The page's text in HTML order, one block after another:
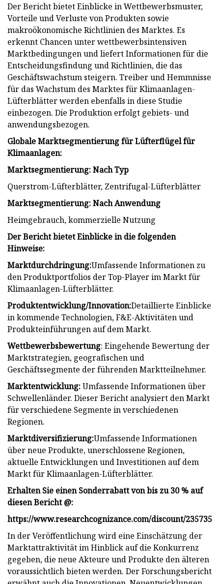
Der Bericht bietet Einblicke in Wettbewerbsmuster,
Vorteile und Verluste von Produkten sowie
makroökonomische Richtlinien des Marktes. Es
erkennt Chancen unter wettbewerbsintensiven
Marktbedingungen und liefert Informationen für die
Entscheidungsfindung und Richtlinien, die das
Geschäftswachstum steigern. Treiber und Hemmnisse
für das Wachstum des Marktes für Klimaanlagen-
Lüfterblätter werden ebenfalls in diese Studie
einbezogen. Die Produktion erfolgt gebiets- und
anwendungsbezogen.
Globale Marktsegmentierung für Lüfterflügel für
Klimaanlagen:
Marktsegmentierung: Nach Typ
Querstrom-Lüfterblätter, Zentrifugal-Lüfterblätter
Marktsegmentierung: Nach Anwendung
Heimgebrauch, kommerzielle Nutzung
Der Bericht bietet Einblicke in die folgenden
Hinweise:
Marktdurchdringung:Umfassende Informationen zu
den Produktportfolios der Top-Player im Markt für
Klimaanlagen-Lüfterblätter.
Produktentwicklung/Innovation:Detaillierte Einblicke
in kommende Technologien, F&E-Aktivitäten und
Produkteinführungen auf dem Markt.
Wettbewerbsbewertung: Eingehende Bewertung der
Marktstrategien, geografischen und
Geschäftssegmente der führenden Marktteilnehmer.
Marktentwicklung:Umfassende Informationen über
Schwellenländer. Dieser Bericht analysiert den Markt
für verschiedene Segmente in verschiedenen
Regionen.
Marktdiversifizierung:Umfassende Informationen
über neue Produkte, unerschlossene Regionen,
aktuelle Entwicklungen und Investitionen auf dem
Markt für Klimaanlagen-Lüfterblätter.
Erhalten Sie einen Sonderrabatt von bis zu 30 % auf
diesen Bericht @:
https://www.researchcognizance.com/discount/235735
In der Veröffentlichung wird eine Einschätzung der
Marktattraktivität im Hinblick auf die Konkurrenz
gegeben, die neue Akteure und Produkte den älteren
voraussichtlich bieten werden. Der Forschungsbericht